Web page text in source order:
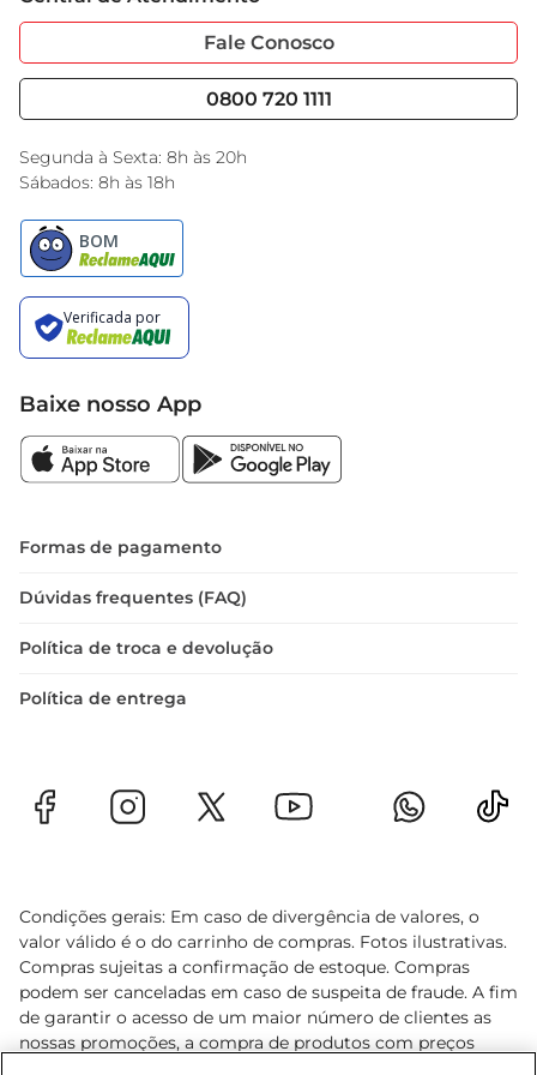
Portal do Fornecedo
Nossas Lojas
Serviços
Black Friday
Encarte do Dia
Fale Conosco
0800 720 1111
Segunda à Sexta: 8h às 20h
Sábados: 8h às 18h
Baixe nosso App
Formas de pagamento
Dúvidas frequentes (FAQ)
Política de troca e devolução
Política de entrega
Condições gerais: Em caso de divergência de valores, o
valor válido é o do carrinho de compras. Fotos ilustrativas.
Compras sujeitas a confirmação de estoque. Compras
podem ser canceladas em caso de suspeita de fraude. A fim
de garantir o acesso de um maior número de clientes as
nossas promoções, a compra de produtos com preços